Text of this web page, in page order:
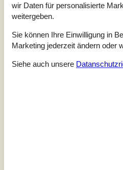
Ferienunterkunft hat eine
wurde 2022 gebaut. Es ist
energiefreundlichen Luft-
Zu Favoriten hinzufügen
wir Daten für personalisierte
weitergeben.
Sie können Ihre Einwilligung in
Marketing jederzeit ändern oder
Siehe auch unsere